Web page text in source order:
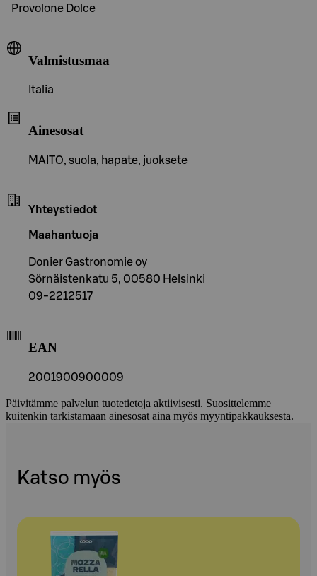
Provolone Dolce
Valmistusmaa
Italia
Ainesosat
MAITO, suola, hapate, juoksete
Yhteystiedot
Maahantuoja
Donier Gastronomie oy
Sörnäistenkatu 5, 00580 Helsinki
09-2212517
EAN
2001900900009
Päivitämme palvelun tuotetietoja aktiivisesti. Suosittelemme
kuitenkin tarkistamaan ainesosat aina myös myyntipakkauksesta.
Katso myös